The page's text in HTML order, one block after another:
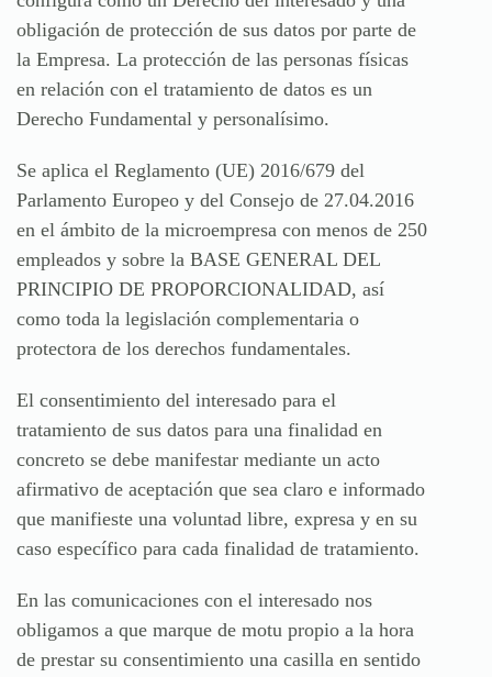
obligación de protección de sus datos por parte de
la Empresa. La protección de las personas físicas
en relación con el tratamiento de datos es un
Derecho Fundamental y personalísimo.
Se aplica el Reglamento (UE) 2016/679 del
Parlamento Europeo y del Consejo de 27.04.2016
en el ámbito de la microempresa con menos de 250
empleados y sobre la BASE GENERAL DEL
PRINCIPIO DE PROPORCIONALIDAD, así
como toda la legislación complementaria o
protectora de los derechos fundamentales.
El consentimiento del interesado para el
tratamiento de sus datos para una finalidad en
concreto se debe manifestar mediante un acto
afirmativo de aceptación que sea claro e informado
que manifieste una voluntad libre, expresa y en su
caso específico para cada finalidad de tratamiento.
En las comunicaciones con el interesado nos
obligamos a que marque de motu propio a la hora
de prestar su consentimiento una casilla en sentido